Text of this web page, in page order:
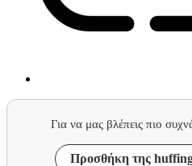
Για να μας βλέπεις πιο
Προσθήκη της